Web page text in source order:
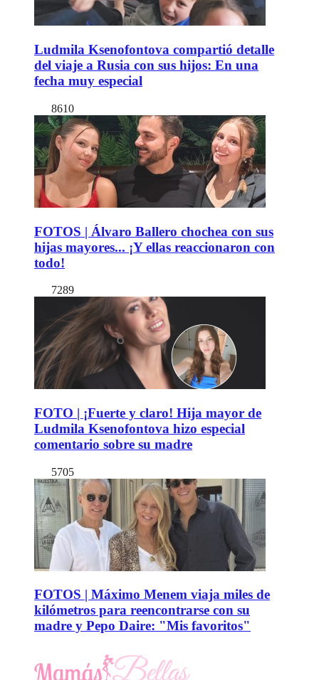
Ludmila Ksenofontova compartió detalle
del viaje a Rusia con sus hijos: En una
fecha muy especial
8610
FOTOS | Álvaro Ballero chochea con sus
hijas mayores... ¡Y ellas reaccionaron con
todo!
7289
FOTO | ¡Fuerte y claro! Hija mayor de
Ludmila Ksenofontova hizo especial
comentario sobre su madre
5705
FOTOS | Máximo Menem viaja miles de
kilómetros para reencontrarse con su
madre y Pepo Daire: "Mis favoritos"